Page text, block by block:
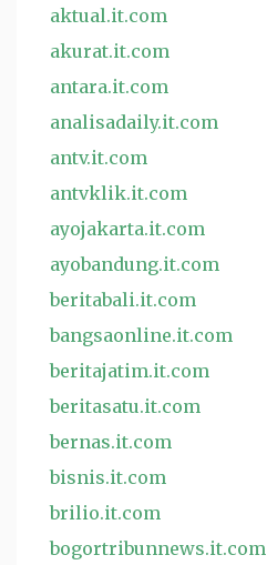
aktual.it.com
akurat.it.com
antara.it.com
analisadaily.it.com
antv.it.com
antvklik.it.com
ayojakarta.it.com
ayobandung.it.com
beritabali.it.com
bangsaonline.it.com
beritajatim.it.com
beritasatu.it.com
bernas.it.com
bisnis.it.com
brilio.it.com
bogortribunnews.it.com